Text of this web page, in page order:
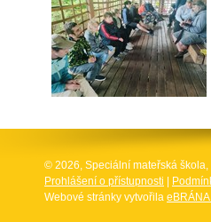
© 2026, Speciální mateřská
Prohlášení o přístupnosti
Webové stránky vytvořila eBRÁNA